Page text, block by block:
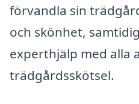
förvandla sin
och skönhet,
experthjälp med alla
trädgårdsskötsel.